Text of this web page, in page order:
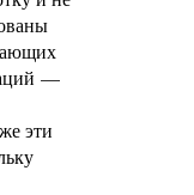
—
эти